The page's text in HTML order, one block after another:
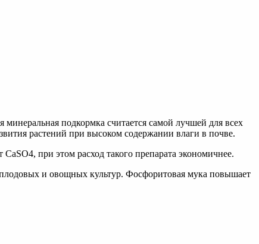
подкормка считается самой лучшей для всех
растений при высоком содержании влаги в почве.
при этом расход такого препарата экономичнее.
и овощных культур. Фосфоритовая мука повышает